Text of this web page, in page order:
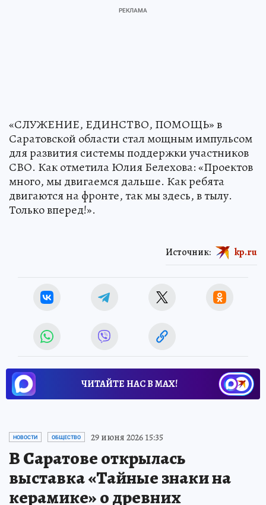
«СЛУЖЕНИЕ, ЕДИНСТВО, ПОМОЩЬ» в
Саратовской области стал мощным импульсом
для развития системы поддержки участников
СВО. Как отметила Юлия Белехова: «Проектов
много, мы двигаемся дальше. Как ребята
двигаются на фронте, так мы здесь, в тылу.
Только вперед!».
Источник: kp.ru
ЧИТАЙТЕ НАС В МАХ!
НОВОСТИ ОБЩЕСТВО 29 июня 2026 15:35
В Саратове открылась
выставка «Тайные знаки на
керамике» о древних